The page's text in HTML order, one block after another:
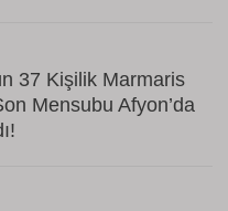
37 Kişilik Marmaris
Mensubu Afyon’da